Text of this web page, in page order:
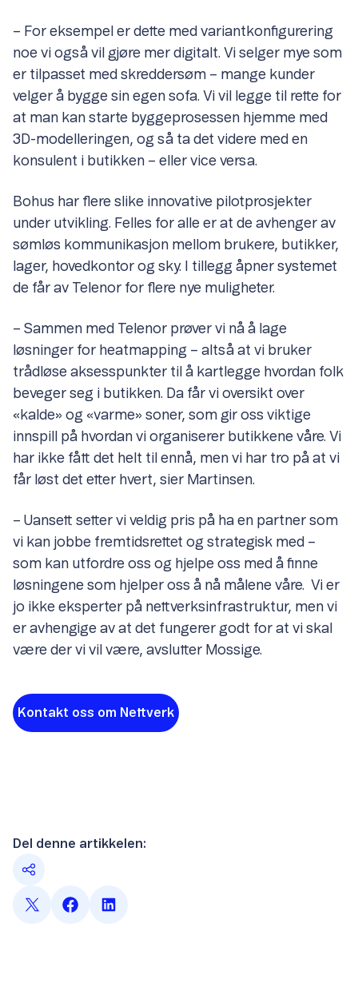
– For eksempel er dette med variantkonfigurering
noe vi også vil gjøre mer digitalt. Vi selger mye som
er tilpasset med skreddersøm – mange kunder
velger å bygge sin egen sofa. Vi vil legge til rette for
at man kan starte byggeprosessen hjemme med
3D-modelleringen, og så ta det videre med en
konsulent i butikken – eller vice versa.
Bohus har flere slike innovative pilotprosjekter
under utvikling. Felles for alle er at de avhenger av
sømløs kommunikasjon mellom brukere, butikker,
lager, hovedkontor og sky. I tillegg åpner systemet
de får av Telenor for flere nye muligheter.
– Sammen med Telenor prøver vi nå å lage
løsninger for heatmapping – altså at vi bruker
trådløse aksesspunkter til å kartlegge hvordan folk
beveger seg i butikken. Da får vi oversikt over
«kalde» og «varme» soner, som gir oss viktige
innspill på hvordan vi organiserer butikkene våre. Vi
har ikke fått det helt til ennå, men vi har tro på at vi
får løst det etter hvert, sier Martinsen.
– Uansett setter vi veldig pris på ha en partner som
vi kan jobbe fremtidsrettet og strategisk med –
som kan utfordre oss og hjelpe oss med å finne
løsningene som hjelper oss å nå målene våre. Vi er
jo ikke eksperter på nettverksinfrastruktur, men vi
er avhengige av at det fungerer godt for at vi skal
være der vi vil være, avslutter Mossige.
Kontakt oss om Nettverk
Del denne artikkelen: